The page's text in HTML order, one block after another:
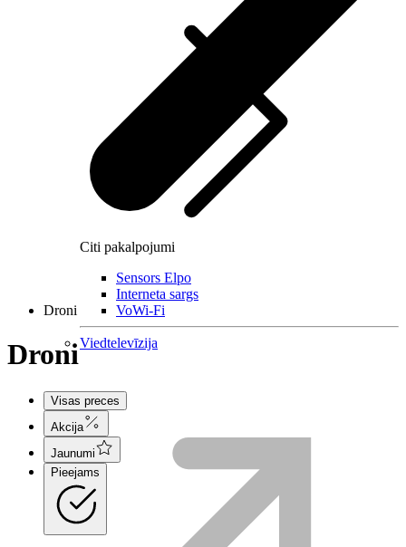
Citi pakalpojumi
Sensors Elpo
Interneta sargs
VoWi-Fi
Viedtelevīzija
Droni
Droni
Visas preces
Akcija
Jaunumi
Pieejams